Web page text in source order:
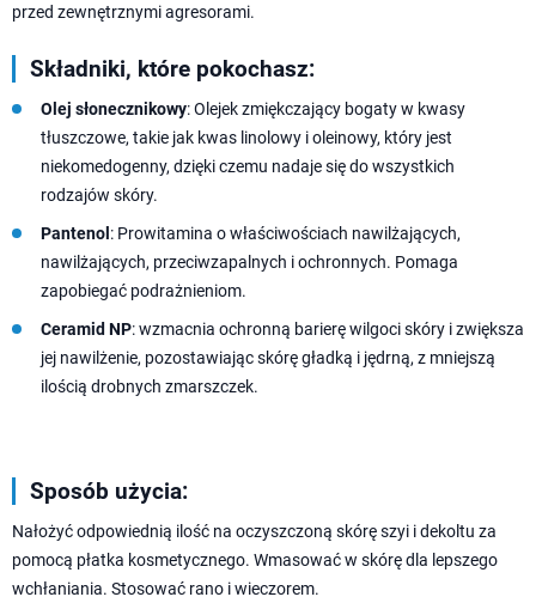
przed zewnętrznymi agresorami.
Składniki, które pokochasz:
Olej słonecznikowy: Olejek zmiękczający bogaty w kwasy
tłuszczowe, takie jak kwas linolowy i oleinowy, który jest
niekomedogenny, dzięki czemu nadaje się do wszystkich
rodzajów skóry.
Pantenol : Prowitamina o właściwościach nawilżających,
nawilżających, przeciwzapalnych i ochronnych. Pomaga
zapobiegać podrażnieniom.
Ceramid NP: wzmacnia ochronną barierę wilgoci skóry i zwiększa
jej nawilżenie, pozostawiając skórę gładką i jędrną, z mniejszą
ilością drobnych zmarszczek.
Sposób użycia:
Nałożyć odpowiednią ilość na oczyszczoną skórę szyi i dekoltu za
pomocą płatka kosmetycznego. Wmasować w skórę dla lepszego
wchłaniania. Stosować rano i wieczorem.